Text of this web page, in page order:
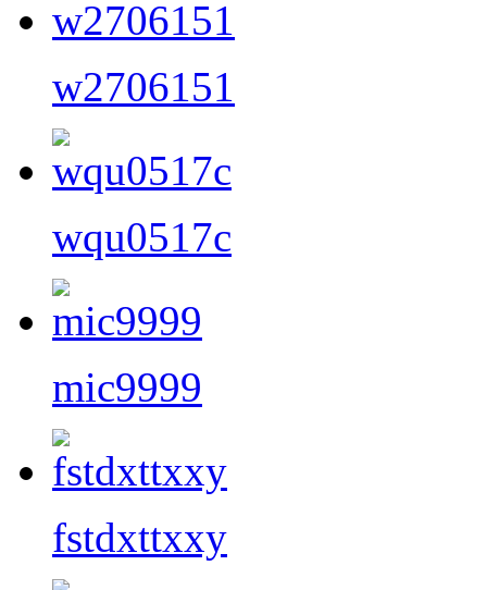
w2706151
wqu0517c
mic9999
fstdxttxxy